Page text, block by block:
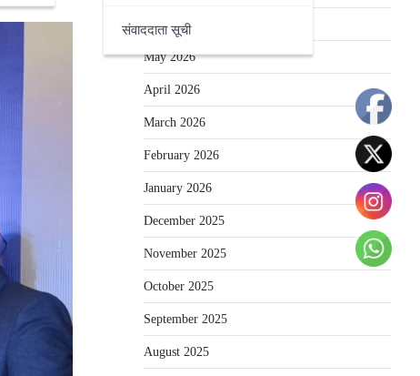
संवाददाता सूची
June 2026
May 2026
April 2026
March 2026
February 2026
January 2026
December 2025
November 2025
October 2025
September 2025
August 2025